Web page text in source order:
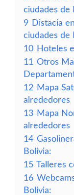
ciudades de
9 Distacia
ciudades de
10 Hoteles
11 Otros
12 Mapa
alrededores
13 Mapa
alrededores
14
Bolivia:
15 Talleres
16
Bolivia: